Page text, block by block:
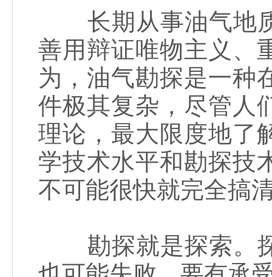
长期从事油气地质
善用辩证唯物主义、
为，油气勘探是一种
件极其复杂，尽管人
理论，最大限度地了
学技术水平和勘探技
不可能很快就完全搞
勘探就是探索。探